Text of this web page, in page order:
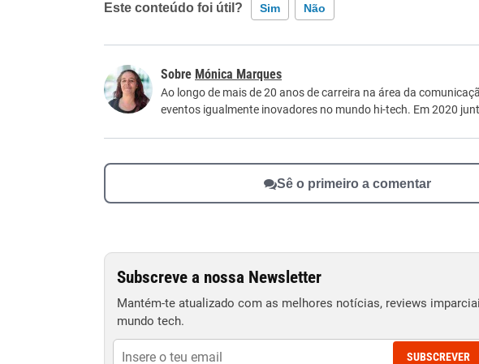
Este conteúdo foi útil? Sim Não
Este conteúdo não tem a informação que procuro
Mónica Marques
Ao longo de mais de 20 anos de carreira na área da
eventos igualmente inovadores no mundo hi-tech. Em 2020
Sê o primeiro a comentar
Subscreve a nossa Newsletter
Mantém-te atualizado com as melhores notícias, reviews
mundo tech.
SUBSCREVER